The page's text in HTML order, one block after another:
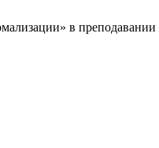
в преподавании